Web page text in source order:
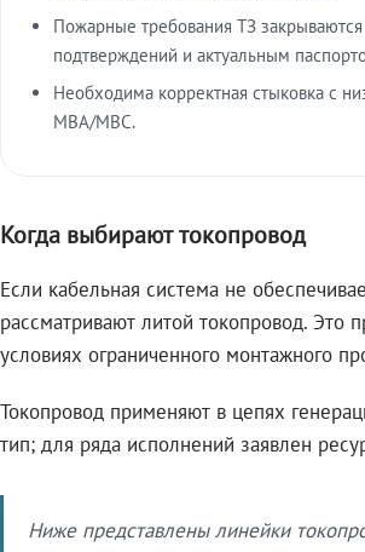
Пожарные требования ТЗ
подтверждений и актуальным
Необходима корректная стыковка с
МВА/МВС.
Когда выбирают токопровод
Если кабельная система не
рассматривают литой токопровод. Это
условиях ограниченного монтажного
Токопровод применяют в цепях
тип; для ряда исполнений заявлен
Ниже представлены линейки